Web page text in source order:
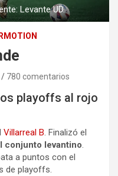
Levante UD.
780 comentarios
playoffs al rojo
Villarreal B. Finalizó el
conjunto levantino.
a puntos con el
de playoffs.